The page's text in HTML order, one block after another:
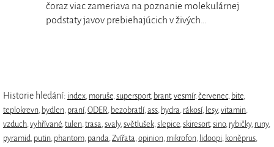
čoraz viac zameriava na poznanie molekulárnej
podstaty javov prebiehajúcich v živých…
Historie hledání: index, moruše,supersport, brant,vesmír,červenec, bite,
teplokrevn, bydlen, praní,ODER, bezobratlí,ass, hydra, rákosí, lesy,vitamin,
vzduch,vyhřívané,tulen,trasa,svaly,světlušek,slepice,skiresort,sino, rybičky, runy,
pyramid, putin, phantom, panda,Zvířata,opinion, mikrofon, lidoopi, koněprus,